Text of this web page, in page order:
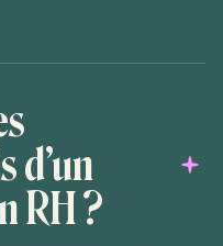
d’un
RH ?